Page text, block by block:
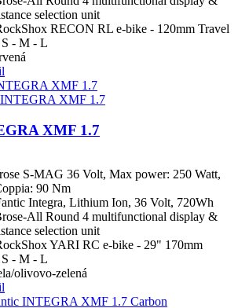
selection unit
RECON RL e-bike - 120mm Travel
- M - L
XMF 1.7
S-MAG 36 Volt, Max power: 250 Watt,
90 Nm
Integra, Lithium Ion, 36 Volt, 720Wh
All Round 4 multifunctional display &
selection unit
YARI RC e-bike - 29" 170mm
- M - L
olivovo-zelená